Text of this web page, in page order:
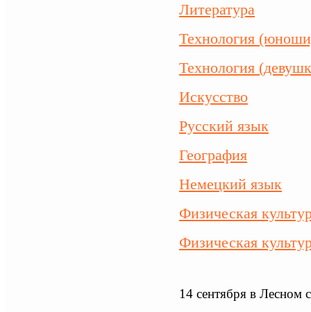
Литература
Технология
Технология
Искусство
Русский язык
География
Немецкий язык
Физическая
Физическая
14 сентября в Лесном